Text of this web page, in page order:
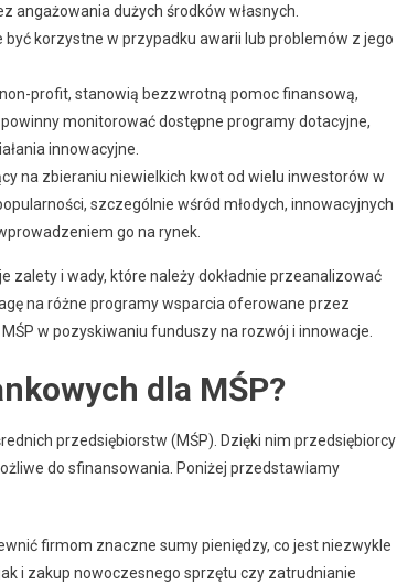
angażowania dużych środków własnych.
korzystne w przypadku awarii lub problemów z jego
profit, stanowią bezzwrotną pomoc finansową,
monitorować dostępne programy dotacyjne,
innowacyjne.
na zbieraniu niewielkich kwot od wielu inwestorów w
szczególnie wśród młodych, innowacyjnych
go na rynek.
zalety i wady, które należy dokładnie przeanalizować
na różne programy wsparcia oferowane przez
w pozyskiwaniu funduszy na rozwój i innowacje.
dla MŚP?
przedsiębiorstw (MŚP). Dzięki nim przedsiębiorcy
do sfinansowania. Poniżej przedstawiamy
firmom znaczne sumy pieniędzy, co jest niezwykle
i zakup nowoczesnego sprzętu czy zatrudnianie